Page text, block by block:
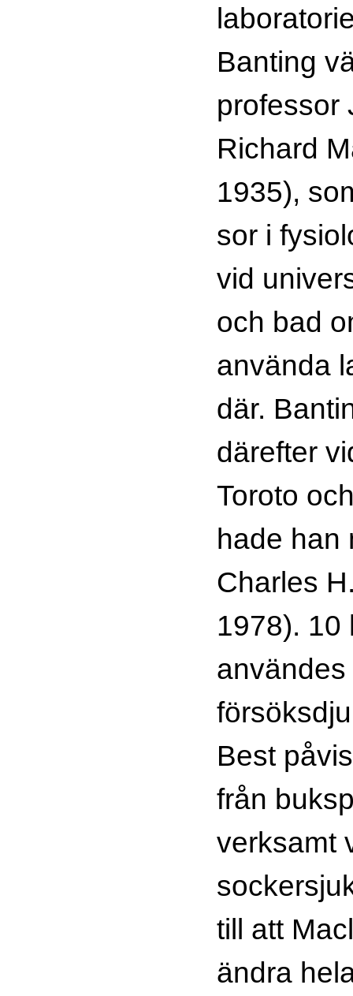
Banting
professor
Richard
1935),
sor i
vid
och bad
använda
där.
därefter
Toroto
hade han
Charles
1978). 10
Best
från
verksamt
till att
ändra